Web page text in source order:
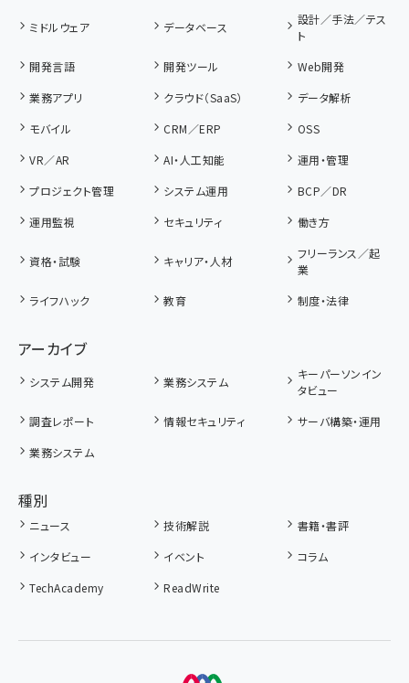
ミドルウェア データベース
設計／手法／テス
ト
開発言語
開発ツール
Web開発
業務アプリ
クラウド（SaaS）
データ解析
モバイル
CRM／ERP
OSS
VR／AR
AI・人工知能
運用・管理
プロジェクト管理
システム運用
BCP／DR
運用監視
セキュリティ 働き方
資格・試験 キャリア・人材
フリーランス／起
業
ライフハック
教育 制度・法律
アーカイブ
システム開発 業務システム
キーパーソンイン
タビュー
調査レポート
情報セキュリティ
サーバ構築・運用
業務システム
種別
ニュース 技術解説
書籍・書評
インタビュー
イベント
コラム
TechAcademy
ReadWrite